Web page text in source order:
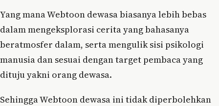
Yang mana Webtoon dewasa biasanya lebih bebas
dalam mengeksplorasi cerita yang bahasanya
beratmosfer dalam, serta mengulik sisi psikologi
manusia dan sesuai dengan target pembaca yang
dituju yakni orang dewasa.
Sehingga Webtoon dewasa ini tidak diperbolehkan